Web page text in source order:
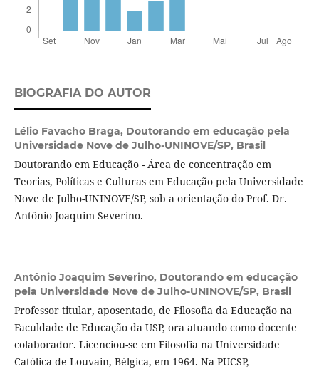
BIOGRAFIA DO AUTOR
Lélio Favacho Braga, Doutorando em educação pela
Universidade Nove de Julho-UNINOVE/SP, Brasil
Doutorando em Educação - Área de concentração em
Teorias, Políticas e Culturas em Educação pela Universidade
Nove de Julho-UNINOVE/SP, sob a orientação do Prof. Dr.
Antônio Joaquim Severino.
Antônio Joaquim Severino, Doutorando em educação
pela Universidade Nove de Julho-UNINOVE/SP, Brasil
Professor titular, aposentado, de Filosofia da Educação na
Faculdade de Educação da USP, ora atuando como docente
colaborador. Licenciou-se em Filosofia na Universidade
Católica de Louvain, Bélgica, em 1964. Na PUCSP,